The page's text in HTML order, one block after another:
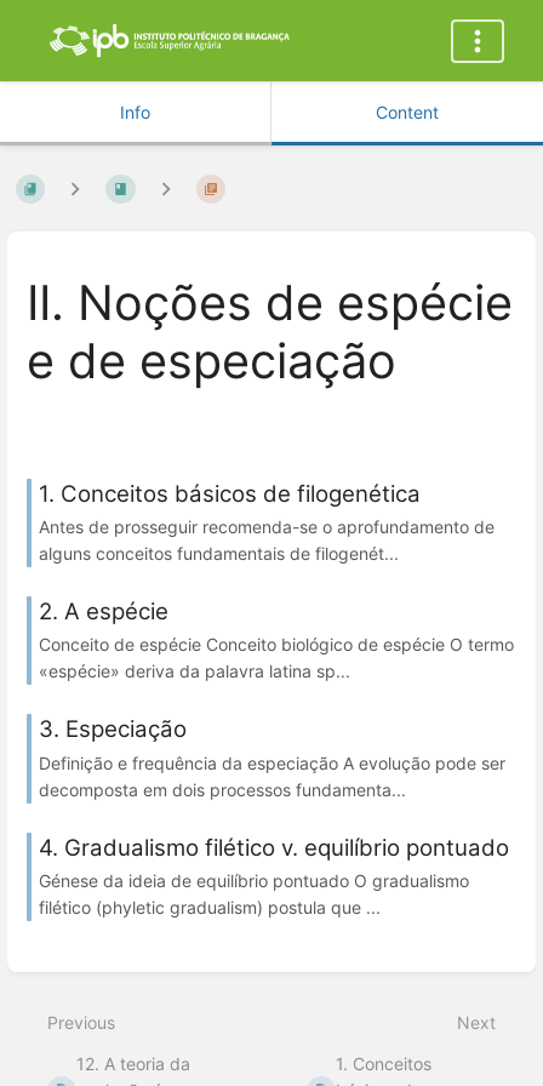
Info Content
II. Noções de espécie
e de especiação
1. Conceitos básicos de filogenética
Antes de prosseguir recomenda-se o aprofundamento de
alguns conceitos fundamentais de filogenét...
2. A espécie
Conceito de espécie Conceito biológico de espécie O termo
«espécie» deriva da palavra latina sp...
3. Especiação
Definição e frequência da especiação A evolução pode ser
decomposta em dois processos fundamenta...
4. Gradualismo filético v. equilíbrio pontuado
Génese da ideia de equilíbrio pontuado O gradualismo
filético (phyletic gradualism) postula que ...
Previous
12. A teoria da
Next
1. Conceitos